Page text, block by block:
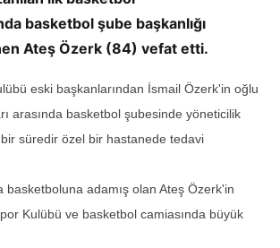
basketbol şube başkanlığı
Ateş Özerk (84) vefat etti.
eski başkanlarından İsmail Özerk'in oğlu
arasında basketbol şubesinde yöneticilik
süredir özel bir hastanede tedavi
basketboluna adamış olan Ateş Özerk'in
Kulübü ve basketbol camiasında büyük